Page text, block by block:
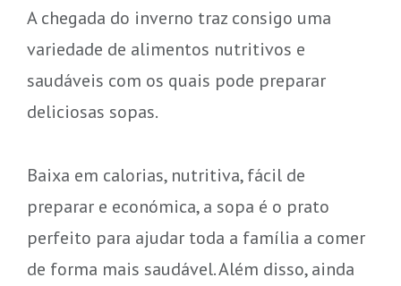
A chegada do inverno traz consigo uma
variedade de alimentos nutritivos e
saudáveis com os quais pode preparar
deliciosas sopas.
Baixa em calorias, nutritiva, fácil de
preparar e económica, a sopa é o prato
perfeito para ajudar toda a família a comer
de forma mais saudável. Além disso, ainda